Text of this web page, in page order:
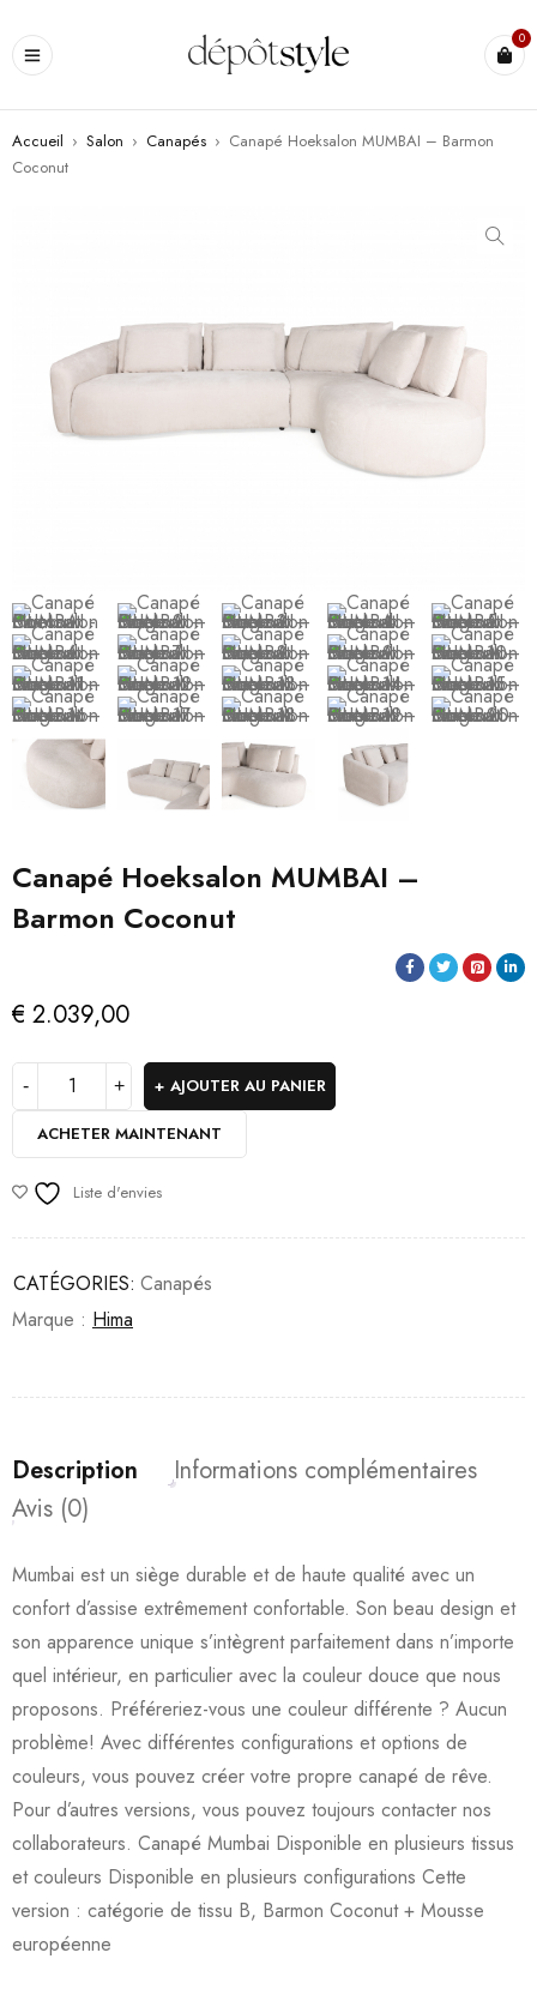
0
Accueil › Salon › Canapés › Canapé Hoeksalon MUMBAI – Barmon
Coconut
Canapé Hoeksalon MUMBAI –
Barmon Coconut
€ 2.039,00
AJOUTER AU PANIER
ACHETER MAINTENANT
Liste d'envies
CATÉGORIES: Canapés
Marque : Hima
Description
Informations complémentaires
Avis (0)
Mumbai est un siège durable et de haute qualité avec un
confort d’assise extrêmement confortable. Son beau design et
son apparence unique s’intègrent parfaitement dans n’importe
quel intérieur, en particulier avec la couleur douce que nous
proposons. Préféreriez-vous une couleur différente ? Aucun
problème! Avec différentes configurations et options de
couleurs, vous pouvez créer votre propre canapé de rêve.
Pour d’autres versions, vous pouvez toujours contacter nos
collaborateurs. Canapé Mumbai Disponible en plusieurs tissus
et couleurs Disponible en plusieurs configurations Cette
version : catégorie de tissu B, Barmon Coconut + Mousse
européenne